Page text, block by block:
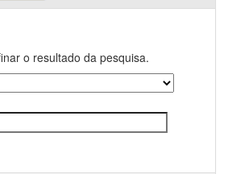
o resultado da pesquisa.